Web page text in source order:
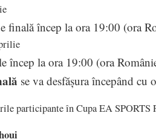
finală încep la ora 19:00 (ora
încep la ora 19:00 (ora
se va desfășura începând
participante în Cupa EA SPORTS